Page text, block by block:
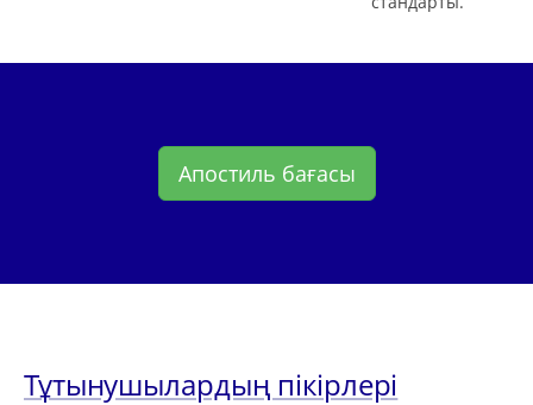
Апостиль бағасы
Тұтынушылардың пікірлері